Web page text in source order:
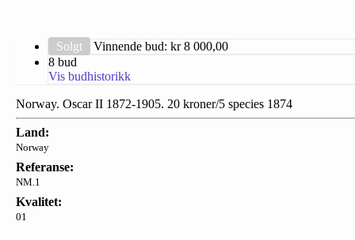
Solgt Vinnende bud: kr8 000,00
8 bud
Vis budhistorikk
Norway. Oscar II 1872-1905. 20 kroner/5 species 1874
Land:
Norway
Referanse:
NM.1
Kvalitet:
01